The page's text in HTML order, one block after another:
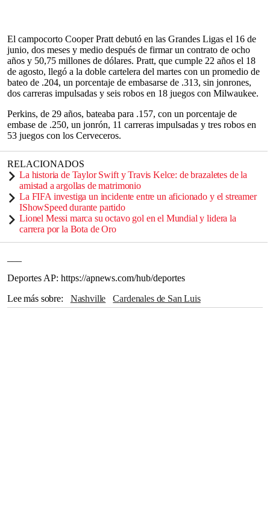
El campocorto Cooper Pratt debutó en las Grandes Ligas el 16 de
junio, dos meses y medio después de firmar un contrato de ocho
años y 50,75 millones de dólares. Pratt, que cumple 22 años el 18
de agosto, llegó a la doble cartelera del martes con un promedio de
bateo de .204, un porcentaje de embasarse de .313, sin jonrones,
dos carreras impulsadas y seis robos en 18 juegos con Milwaukee.
Perkins, de 29 años, bateaba para .157, con un porcentaje de
embase de .250, un jonrón, 11 carreras impulsadas y tres robos en
53 juegos con los Cerveceros.
RELACIONADOS
La historia de Taylor Swift y Travis Kelce: de brazaletes de la
amistad a argollas de matrimonio
La FIFA investiga un incidente entre un aficionado y el streamer
IShowSpeed durante partido
Lionel Messi marca su octavo gol en el Mundial y lidera la
carrera por la Bota de Oro
Deportes AP: https://apnews.com/hub/deportes
Lee más sobre
Nashville Cardenales de San Luis